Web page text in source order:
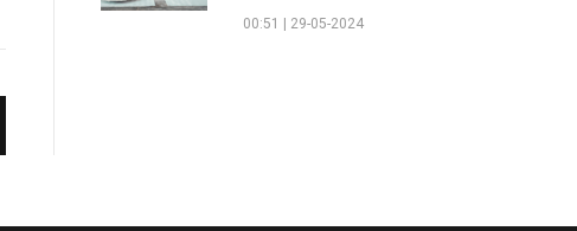
00:51 | 29-05-2024